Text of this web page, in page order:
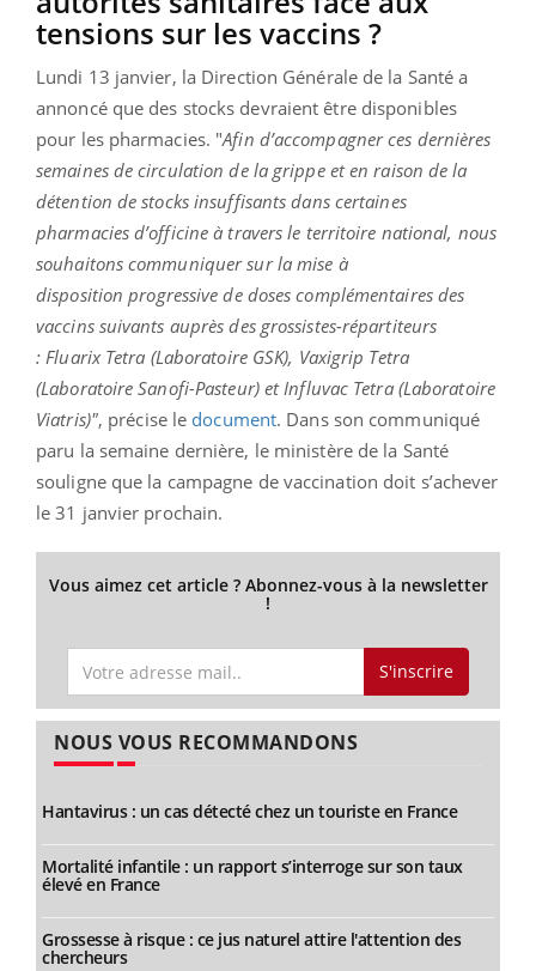
tensions sur les vaccins ?
Lundi 13 janvier, la Direction Générale de la Santé a
annoncé que des stocks devraient être disponibles
pour les pharmacies. "Afin d’accompagner ces dernières
semaines de circulation de la grippe et en raison de la
détention de stocks insuffisants dans certaines
pharmacies d’officine à travers le territoire national, nous
souhaitons communiquer sur la mise à
dispositionprogressive de doses complémentaires des
vaccins suivants auprès des grossistes-répartiteurs
: Fluarix Tetra (Laboratoire GSK), Vaxigrip Tetra
(Laboratoire Sanofi-Pasteur) et Influvac Tetra (Laboratoire
Viatris)", précise le document. Dans son communiqué
paru la semaine dernière, le ministère de la Santé
souligne que la campagne de vaccination doit s’achever
le 31 janvier prochain.
Vous aimez cet article ? Abonnez-vous à la newsletter
!
S'inscrire
NOUS VOUS RECOMMANDONS
Hantavirus : un cas détecté chez un touriste en France
Mortalité infantile : un rapport s’interroge sur son taux
élevé en France
Grossesse à risque : ce jus naturel attire l'attention des
chercheurs